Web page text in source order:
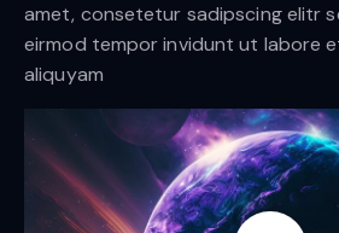
amet, consetetur sadipscing elitr
eirmod tempor invidunt ut labore
aliquyam